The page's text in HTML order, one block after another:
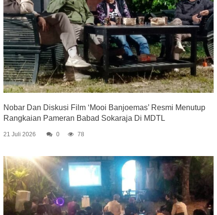
Nobar Dan Diskusi Film ‘Mooi Banjoemas’ Resmi Menutup
Rangkaian Pameran Babad Sokaraja Di MDTL
21 Juli 2026 0 78